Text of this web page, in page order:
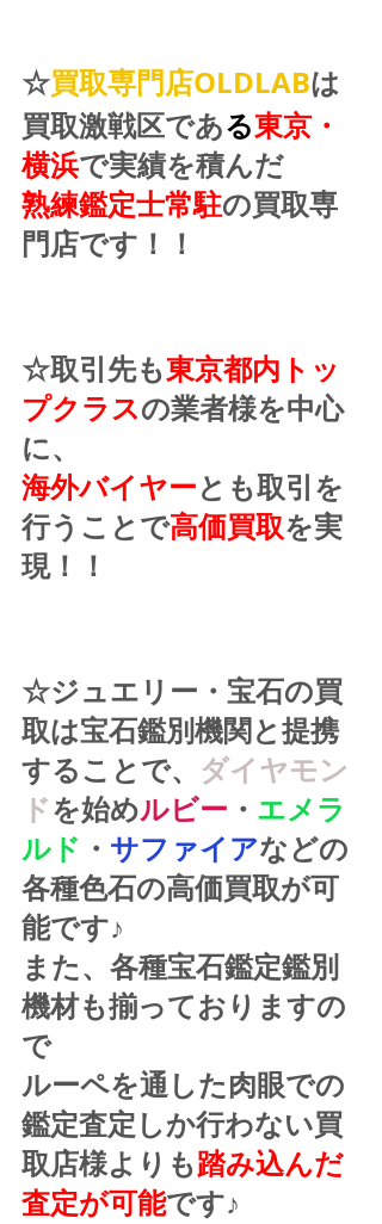
☆買取専門店OLDLABは
買取激戦区である東京・
横浜で実績を積んだ
熟練鑑定士常駐の買取専
門店です！！
☆取引先も東京都内トッ
プクラスの業者様を中心
に、
海外バイヤーとも取引を
行うことで高価買取を実
現！！
☆ジュエリー・宝石の買
取は宝石鑑別機関と提携
することで、 ダイヤモン
ドを始めルビー ・ エメラ
ルド ・ サファイアなどの
各種色石の高価買取が可
能です♪
また、各種宝石鑑定鑑別
機材も揃っておりますの
で
ルーペを通した肉眼での
鑑定査定しか行わない買
取店様よりも踏み込んだ
査定が可能です♪